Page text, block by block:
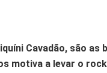
Cavadão, são
motiva a levar o